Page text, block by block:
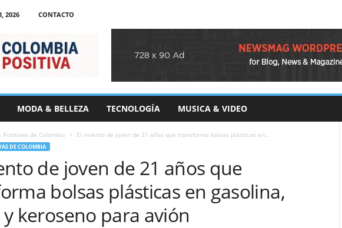
2026
CONTACTO
MODA & BELLEZA TECNOLOGÍA MUSICA & VIDEO
Positivas de Colombia El invento de joven de 21 años que transforma bolsas plásticas en...
DE COLOMBIA
de joven de 21 años que
bolsas plásticas en gasolina,
keroseno para avión